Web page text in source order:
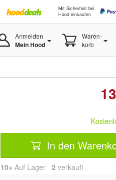
Mit Sicherheit bei
Hood einkaufen
Anmelden
Mein Hood
Waren-
korb
In den
10+ Auf Lager 2 verkauft